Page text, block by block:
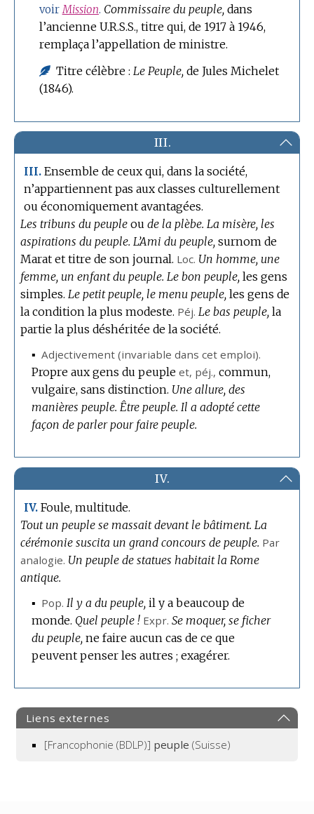
:
voirMission. Commissaire du peuple, dans
l’ancienne U.R.S.S., titre qui, de 1917 à 1946,
remplaça l’appellation de ministre.
Titre célèbre : Le Peuple,de Jules Michelet
(1846).
III.
III. Ensemble de ceux qui, dans la société,
n’appartiennent pas aux classes culturellement
ou économiquement avantagées.
Les tribuns du peuple oude la plèbe. La misère, les
aspirations du peuple. L’Ami du peuple, surnom de
Marat et titre de son journal. Loc. Un homme, une
femme, un enfant du peuple. Le bon peuple, les gens
simples. Le petit peuple, le menu peuple, les gens de
la condition la plus modeste. Péj. Le bas peuple, la
partie la plus déshéritée de la société.
▪Adjectivement (invariable dans cet emploi).
Propre aux gens du peupleet, péj., commun,
vulgaire, sans distinction. Une allure, des
manières peuple. Être peuple. Il a adopté cette
façon de parler pour faire peuple.
IV.
IV. Foule, multitude.
Tout un peuple se massait devant le bâtiment. La
cérémonie suscita un grand concours de peuple. Par
analogie. Un peuple de statues habitait la Rome
antique.
▪ Pop. Il y a du peuple, il y a beaucoup de
monde. Quel peuple ! Expr. Se moquer, se ficher
du peuple, ne faire aucun cas de ce que
peuvent penser les autres ; exagérer.
Liens externes
[Francophonie (BDLP)] peuple (Suisse)